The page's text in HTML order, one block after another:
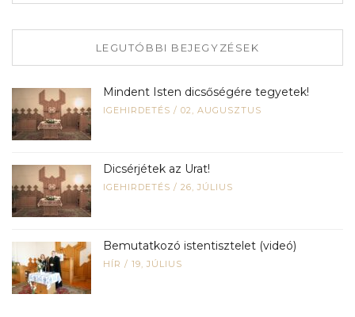
LEGUTÓBBI BEJEGYZÉSEK
Mindent Isten dicsőségére tegyetek!
IGEHIRDETÉS / 02, AUGUSZTUS
Dicsérjétek az Urat!
IGEHIRDETÉS / 26, JÚLIUS
Bemutatkozó istentisztelet (videó)
HÍR / 19, JÚLIUS